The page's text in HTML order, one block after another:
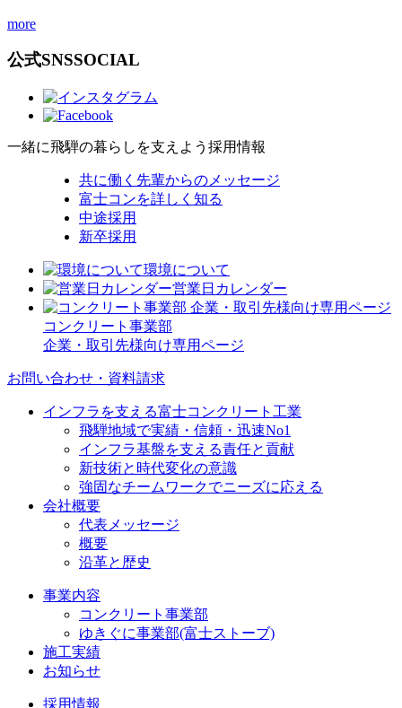
more
公式SNSSOCIAL
一緒に飛騨の暮らしを支えよう 採用情報
共に働く先輩からのメッセージ
富士コンを詳しく知る
中途採用
新卒採用
環境について
営業日カレンダー
コンクリート事業部
企業・取引先様向け専用ページ
お問い合わせ・資料請求
インフラを支える富士コンクリート工業
飛騨地域で実績・信頼・迅速No1
インフラ基盤を支える責任と貢献
新技術と時代変化の意識
強固なチームワークでニーズに応える
会社概要
代表メッセージ
概要
沿革と歴史
事業内容
コンクリート事業部
ゆきぐに事業部(富士ストーブ)
施工実績
お知らせ
採用情報